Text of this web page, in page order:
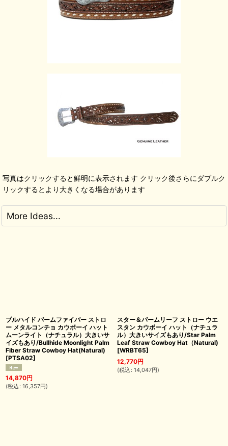
写真はクリックすると鮮明に表示されます クリック後さらにダブルク
リックするとより大きくなる場合があります
More Ideas...
ブルハイド パームファイバー ストロ
ー メタルコンチョ カウボーイ ハット
ムーンライト（ナチュラル）大きいサ
イズもあり/Bullhide Moonlight Palm
Fiber Straw Cowboy Hat(Natural)
[PTSA02]
14,870円
(税込 : 16,357円)
スター＆パームリーフ ストロー ウエ
スタン カウボーイ ハット（ナチュラ
ル）大きいサイズもあり/Star Palm
Leaf Straw Cowboy Hat（Natural)
[WRBT65]
12,770円
(税込 : 14,047円)